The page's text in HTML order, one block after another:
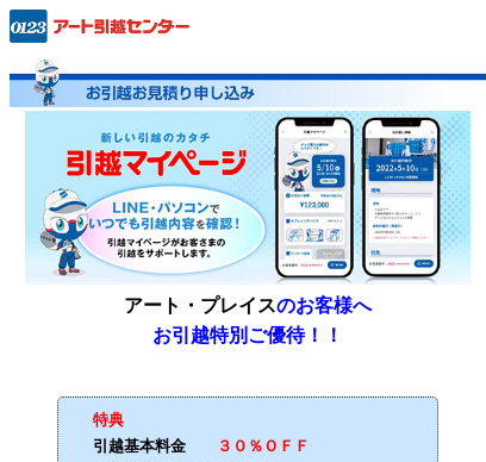
アート・プレイスのお客様へ
お引越特別ご優待！！
特典
引越基本料金
３０％ＯＦＦ